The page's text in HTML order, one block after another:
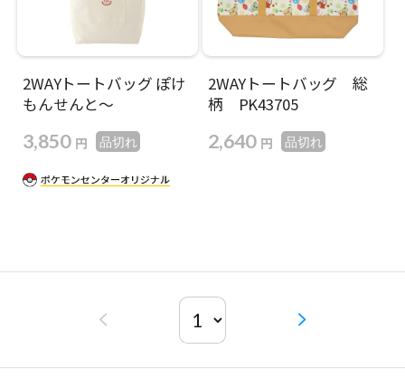
2WAYトートバッグ ぽけ
もんせんと～
3,850 円 品切れ
2WAYトートバッグ 総
柄 PK43705
2,640 円 品切れ